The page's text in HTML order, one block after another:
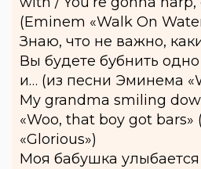
(Eminem «Walk On
Знаю, что не важно,
Вы будете бубнить
и… (из песни Эминема
My grandma smiling
«Woo, that boy got bars»
«Glorious»)
Моя бабушка